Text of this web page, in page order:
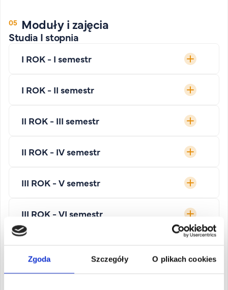
Zgoda Szczegóły O plikach cookies
Moduły i zajęcia
Studia I stopnia
I ROK - I semestr
I ROK - II semestr
II ROK - III semestr
II ROK - IV semestr
III ROK - V semestr
III ROK - VI semestr
Proces rekrutacji